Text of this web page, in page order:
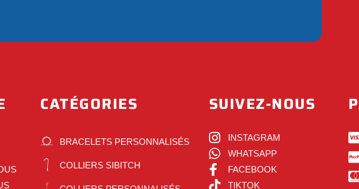
CATÉGORIES
BRACELETS PERSONNALISÉS
COLLIERS SIBITCH
SUIVEZ-NOUS
INSTAGRAM
WHATSAPP
FACEBOOK
TIKTOK